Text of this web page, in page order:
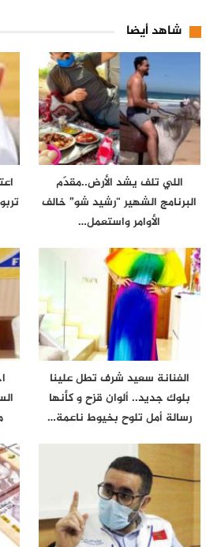
شاهد أيضا
اللي تلف يشد الأرض..مقدّم
البرنامج الشهير “رشيد شو” خالف
الأوامر واستعمل…
الفنانة سعيد شرف تطل علينا
بلوك جديد.. ألوان قزح و كأنها
رسالة أمل تلوح بخيوط ناعمة…